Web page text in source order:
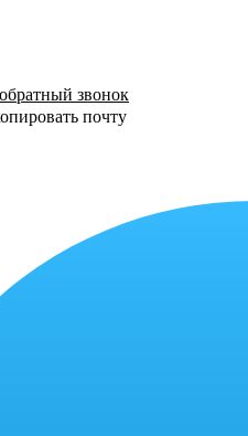
обратный звонок
почту